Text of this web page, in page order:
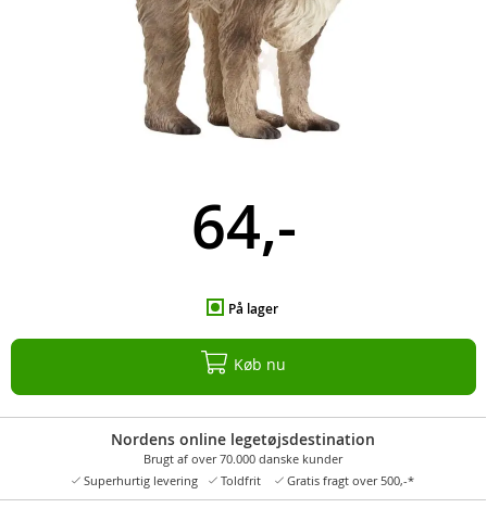
64,-
På lager
Køb nu
Nordens online legetøjsdestination
Brugt af over 70.000 danske kunder
Superhurtig levering
Toldfrit Gratis fragt over 500,-*